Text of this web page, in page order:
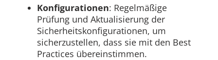
Konfigurationen: Regelmäßige
Prüfung und Aktualisierung der
Sicherheitskonfigurationen, um
sicherzustellen, dass sie mit den Best
Practices übereinstimmen.